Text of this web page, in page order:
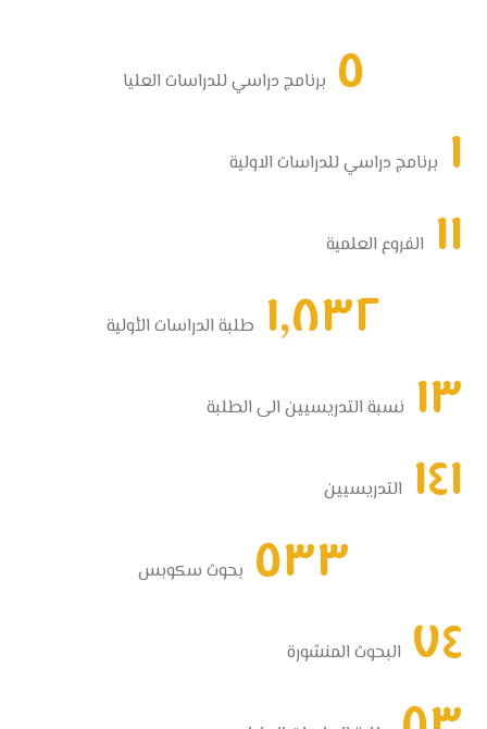
٥ برنامج دراسي للدراسات العليا
١ برنامج دراسي للدراسات الاولية
١١ الفروع العلمية
١,٨٣٢ طلبة الدراسات الأولية
١٣ نسبة التدريسيين الى الطلبة
١٤١ التدريسيين
٥٣٣ بحوث سكوبس
٧٤ البحوث المنشورة